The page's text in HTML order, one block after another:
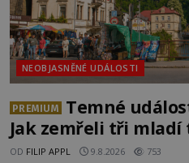
NEOBJASNĚNÉ UDÁLOSTI
PREMIUM
Temné
Jak zemřeli tři mladí
OD FILIP APPL 9.8.2026 753